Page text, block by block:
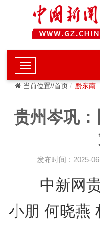
当前位置//首页 黔东南
贵州岑巩
发布时间：2025-
中新网贵
小朋 何晓燕